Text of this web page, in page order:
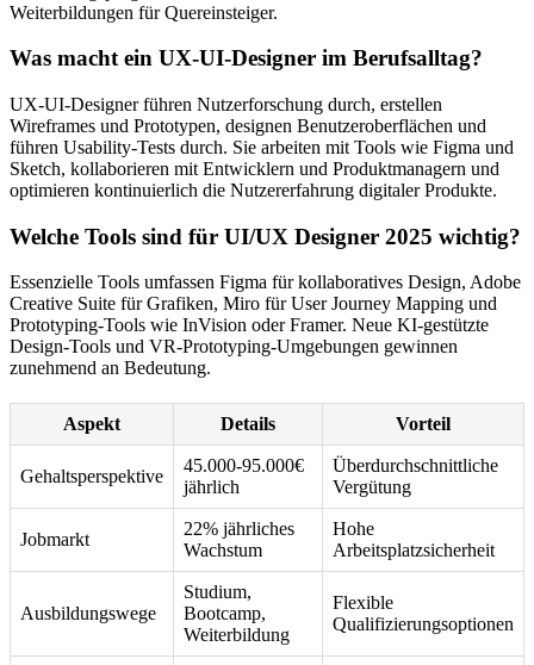
Weiterbildungen für Quereinsteiger.
Was macht ein UX-UI-Designer im Berufsalltag?
UX-UI-Designer führen Nutzerforschung durch, erstellen
Wireframes und Prototypen, designen Benutzeroberflächen und
führen Usability-Tests durch. Sie arbeiten mit Tools wie Figma und
Sketch, kollaborieren mit Entwicklern und Produktmanagern und
optimieren kontinuierlich die Nutzererfahrung digitaler Produkte.
Welche Tools sind für UI/UX Designer 2025 wichtig?
Essenzielle Tools umfassen Figma für kollaboratives Design, Adobe
Creative Suite für Grafiken, Miro für User Journey Mapping und
Prototyping-Tools wie InVision oder Framer. Neue KI-gestützte
Design-Tools und VR-Prototyping-Umgebungen gewinnen
zunehmend an Bedeutung.
Aspekt Details Vorteil
Gehaltsperspektive
45.000-95.000€
jährlich
Überdurchschnittliche
Vergütung
Jobmarkt
22% jährliches
Wachstum
Hohe
Arbeitsplatzsicherheit
Ausbildungswege
Studium,
Bootcamp,
Weiterbildung
Flexible
Qualifizierungsoptionen